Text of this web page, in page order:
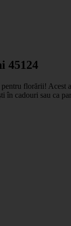
45124
florării! Acest
în cadouri sau ca